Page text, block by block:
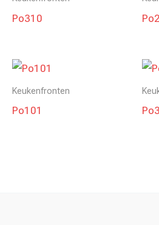
Po310
Keukenfronten
Po101